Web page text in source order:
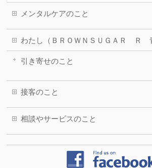
メンタルケアのこと
わたし（ＢＲＯＷＮＳＵＧＡＲ Ｒ
引き寄せのこと
接客のこと
相談やサービスのこと